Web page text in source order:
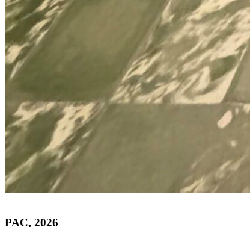
PAC, 2026